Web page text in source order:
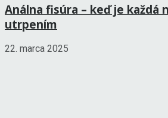
Análna fisúra – keď je každá
utrpením
22. marca 2025